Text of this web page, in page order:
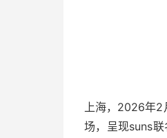
上海，2026年2
场，呈现suns